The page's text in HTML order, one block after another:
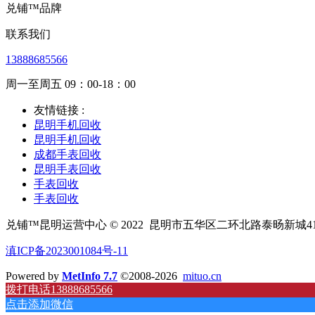
兑铺™品牌
联系我们
13888685566
周一至周五 09：00-18：00
友情链接 :
昆明手机回收
昆明手机回收
成都手表回收
昆明手表回收
手表回收
手表回收
兑铺™昆明运营中心 © 2022 昆明市五华区二环北路泰旸新城
滇ICP备2023001084号-11
Powered by MetInfo 7.7 ©2008-2026 mituo.cn
拨打电话13888685566
点击添加微信